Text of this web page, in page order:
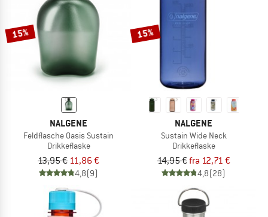
15%
NALGENE
Feldflasche Oasis Sustain
Drikkeflaske
13,95 € 11,86 €
4,8(9)
15%
NALGENE
Sustain Wide Neck
Drikkeflaske
14,95 €fra 12,71 €
4,8(28)